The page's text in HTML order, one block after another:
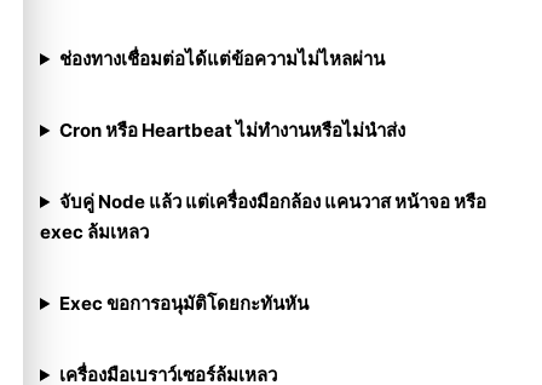
ช่องทางเชื่อมต่อได้แต่ข้อความไม่ไหลผ่าน
Cron หรือ Heartbeat ไม่ทำงานหรือไม่นำส่ง
จับคู่ Node แล้ว แต่เครื่องมือกล้อง แคนวาส หน้าจอ หรือ
exec ล้มเหลว
Exec ขอการอนุมัติโดยกะทันหัน
เครื่องมือเบราว์เซอร์ล้มเหลว